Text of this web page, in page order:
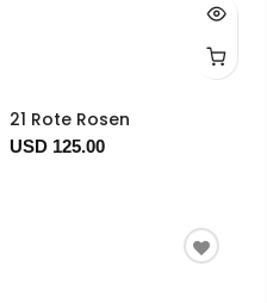
21 Rote Rosen
USD 125.00